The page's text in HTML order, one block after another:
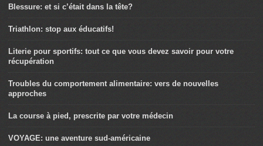
Blessure: et si c’était dans la tête?
Triathlon: stop aux éducatifs!
Literie pour sportifs: tout ce que vous devez savoir pour votre
récupération
Troubles du comportement alimentaire: vers de nouvelles
approches
La course à pied, prescrite par votre médecin
VOYAGE: une aventure sud-américaine